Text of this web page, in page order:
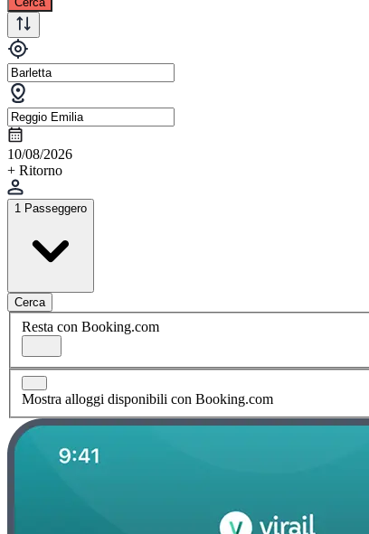
10/08/2026
+ Ritorno
1 Passeggero
Cerca
Resta con Booking.com
Mostra alloggi disponibili con Booking.com